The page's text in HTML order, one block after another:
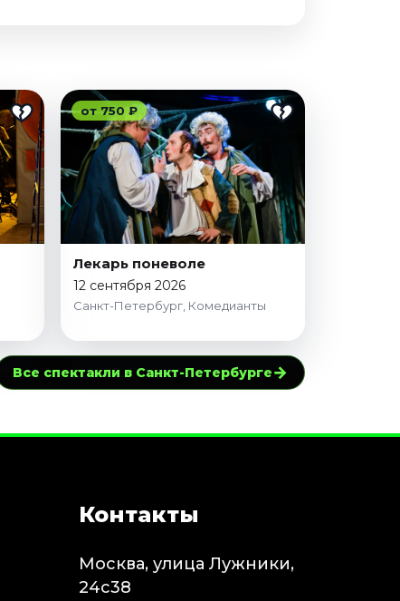
от 750 ₽
Лекарь поневоле
12 сентября 2026
Санкт-Петербург, Комедианты
Все спектакли в Санкт-Петербурге→
Контакты
Москва, улица Лужники,
24с38